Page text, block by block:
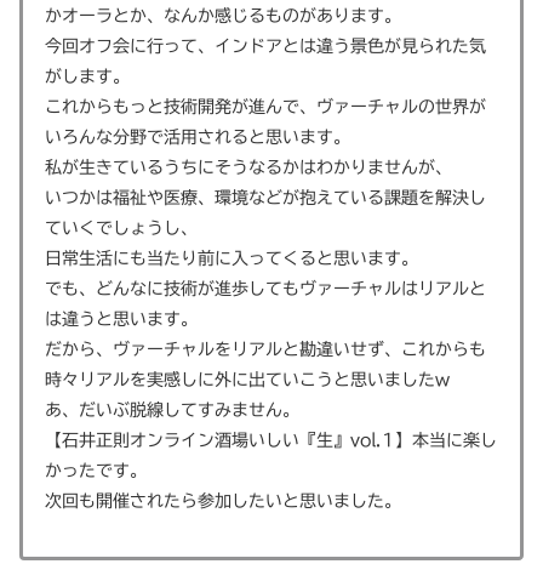
かオーラとか、なんか感じるものがあります。
今回オフ会に行って、インドアとは違う景色が見られた気
がします。
これからもっと技術開発が進んで、ヴァーチャルの世界が
いろんな分野で活用されると思います。
私が生きているうちにそうなるかはわかりませんが、
いつかは福祉や医療、環境などが抱えている課題を解決し
ていくでしょうし、
日常生活にも当たり前に入ってくると思います。
でも、どんなに技術が進歩してもヴァーチャルはリアルと
は違うと思います。
だから、ヴァーチャルをリアルと勘違いせず、これからも
時々リアルを実感しに外に出ていこうと思いましたw
あ、だいぶ脱線してすみません。
【石井正則オンライン酒場いしい『生』vol.1】本当に楽し
かったです。
次回も開催されたら参加したいと思いました。